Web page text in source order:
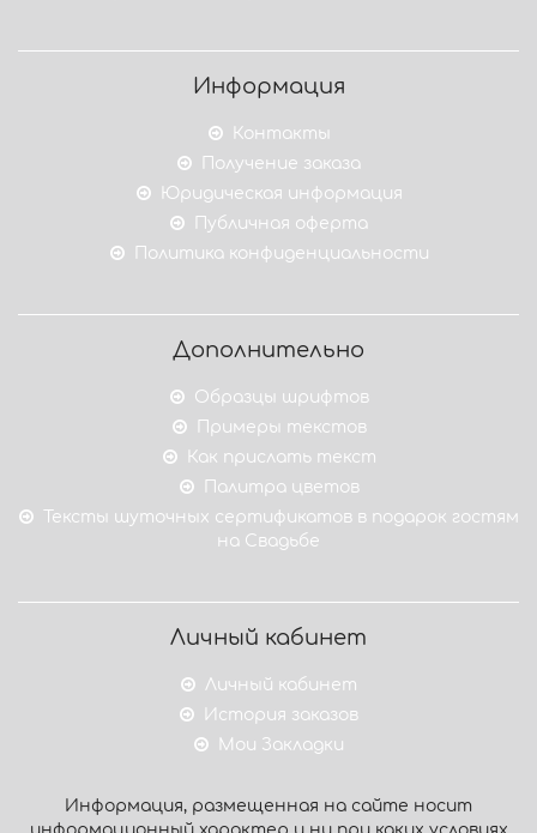
Информация
Контакты
Получение заказа
Юридическая информация
Публичная оферта
Политика конфиденциальности
Дополнительно
Образцы шрифтов
Примеры текстов
Как прислать текст
Палитра цветов
Тексты шуточных сертификатов в подарок гостям
на Свадьбе
Личный кабинет
Личный кабинет
История заказов
Мои Закладки
Информация, размещенная на сайте носит